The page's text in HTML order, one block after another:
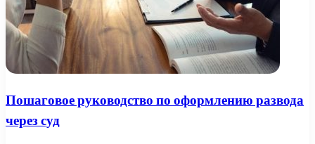
Пошаговое руководство по оформлению развода
через суд